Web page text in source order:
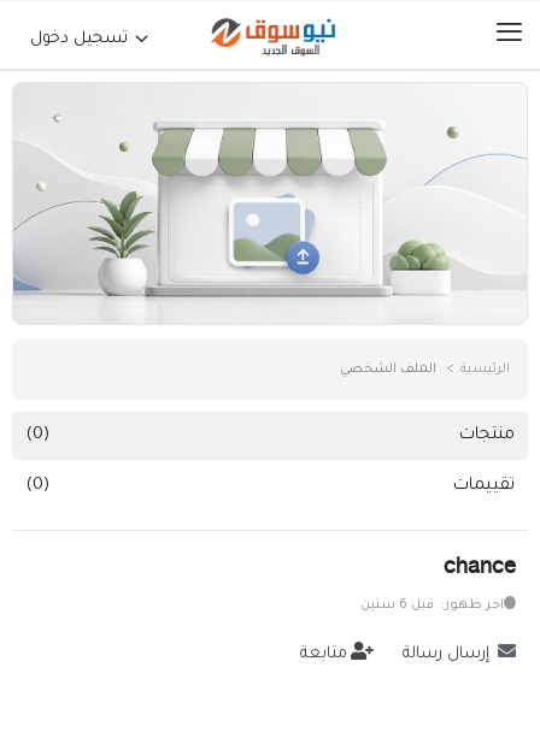
تسجيل دخول
الرئيسية
جوالات أجهزة لوحية
أثاث وديكورات
خدمات
الرئيسية الملف الشخصي
منتجات (0)
تقييمات (0)
chance
اخر ظهور: قبل 6 سنين
إرسال رسالة متابعة